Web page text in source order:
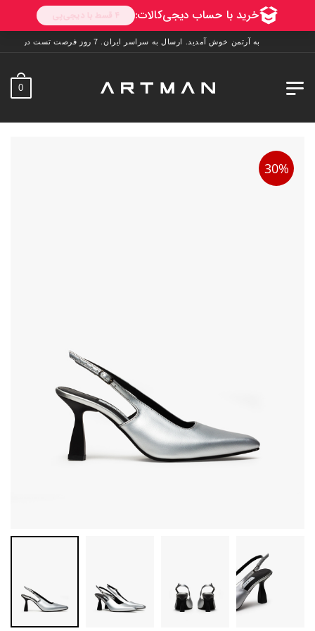
به آرتمن خوش آمدید. ارسال به سراسر ایران. 7 روز فرصت تست در منزل. 1 سال خدمات پس از فروش.
0
30%